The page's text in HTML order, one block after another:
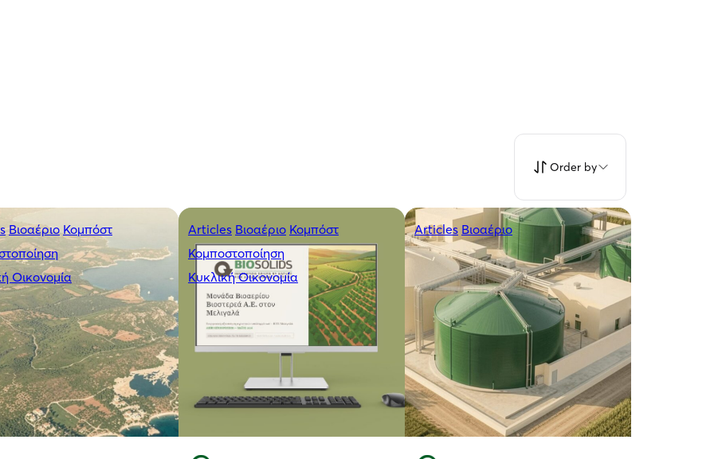
Order by
Βιοαέριο Κομπόστ
Οικονομία
Articles Βιοαέριο Κομπόστ
Κομποστοποίηση
Κυκλική Οικονομία
Articles Βιοαέριο